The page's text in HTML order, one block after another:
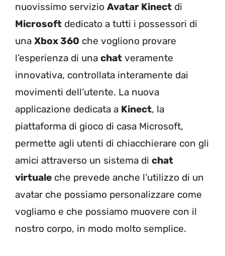
nuovissimo servizio Avatar Kinect di
Microsoft dedicato a tutti i possessori di
una Xbox 360 che vogliono provare
l’esperienza di una chat veramente
innovativa, controllata interamente dai
movimenti dell’utente. La nuova
applicazione dedicata a Kinect, la
piattaforma di gioco di casa Microsoft,
permette agli utenti di chiacchierare con gli
amici attraverso un sistema di chat
virtuale che prevede anche l’utilizzo di un
avatar che possiamo personalizzare come
vogliamo e che possiamo muovere con il
nostro corpo, in modo molto semplice.